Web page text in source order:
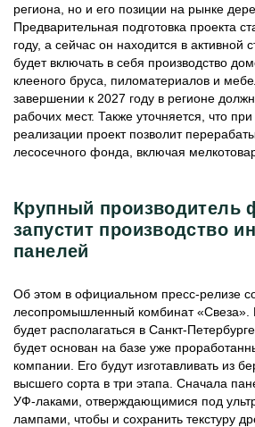
региона, но и его позиции на рынке
Предварительная подготовка проекта
году, а сейчас он находится в активной
будет включать в себя производство
клееного бруса, пиломатериалов и
завершении к 2027 году в регионе
рабочих мест. Также уточняется, что
реализации проект позволит
лесосечного фонда, включая
Крупный производитель
запустит производство
панелей
Об этом в официальном пресс-релизе
лесопромышленный комбинат «Свеза».
будет располагаться в Санкт-
будет основан на базе уже
компании. Его будут изготавливать из
высшего сорта в три этапа. Сначала
УФ-лаками, отверждающимися под
лампами, чтобы и сохранить текстуру